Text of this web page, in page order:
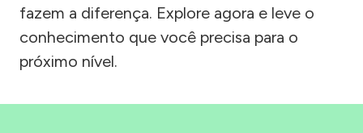
fazem a diferença. Explore agora e leve o
conhecimento que você precisa para o
próximo nível.